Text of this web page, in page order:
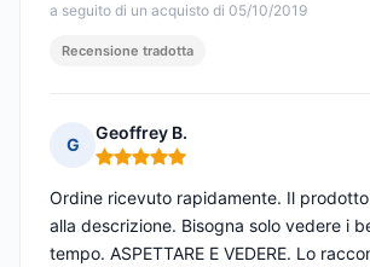
a seguito di un acquisto di 05/10/2019
Recensione tradotta
G
Geoffrey B.
Nota: 5 su 5
Ordine ricevuto rapidamente. Il
alla descrizione. Bisogna solo vedere i
tempo. ASPETTARE E VEDERE. Lo